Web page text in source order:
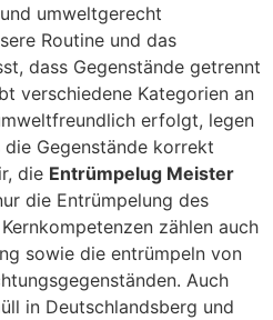
umweltgerecht
Routine und das
dass Gegenstände getrennt
verschiedene Kategorien an
erfolgt, legen
Gegenstände korrekt
die Entrümpelug Meister
die Entrümpelung des
zählen auch
sowie die entrümpeln von
Auch
in Deutschlandsberg und